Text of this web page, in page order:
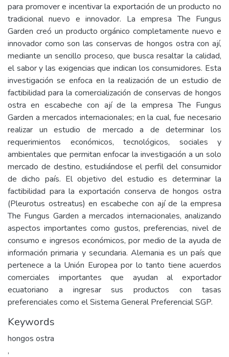
para promover e incentivar la exportación de un producto no
tradicional nuevo e innovador. La empresa The Fungus
Garden creó un producto orgánico completamente nuevo e
innovador como son las conservas de hongos ostra con ají,
mediante un sencillo proceso, que busca resaltar la calidad,
el sabor y las exigencias que indican los consumidores. Esta
investigación se enfoca en la realización de un estudio de
factibilidad para la comercialización de conservas de hongos
ostra en escabeche con ají de la empresa The Fungus
Garden a mercados internacionales; en la cual, fue necesario
realizar un estudio de mercado a de determinar los
requerimientos económicos, tecnológicos, sociales y
ambientales que permitan enfocar la investigación a un solo
mercado de destino, estudiándose el perfil del consumidor
de dicho país. El objetivo del estudio es determinar la
factibilidad para la exportación conserva de hongos ostra
(Pleurotus ostreatus) en escabeche con ají de la empresa
The Fungus Garden a mercados internacionales, analizando
aspectos importantes como gustos, preferencias, nivel de
consumo e ingresos económicos, por medio de la ayuda de
información primaria y secundaria. Alemania es un país que
pertenece a la Unión Europea por lo tanto tiene acuerdos
comerciales importantes que ayudan al exportador
ecuatoriano a ingresar sus productos con tasas
preferenciales como el Sistema General Preferencial SGP.
Keywords
hongos ostra
,